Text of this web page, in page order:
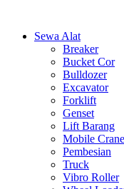
Sewa Alat
Breaker
Bucket Cor
Bulldozer
Excavator
Forklift
Genset
Lift Barang
Mobile Crane
Pembesian
Truck
Vibro Roller